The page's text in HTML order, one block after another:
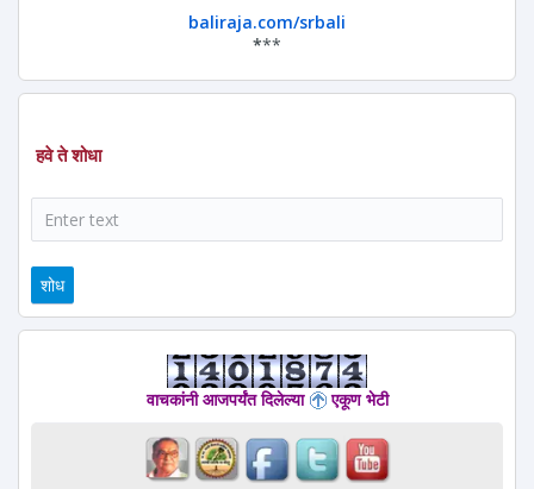
baliraja.com/srbali
***
हवे ते शोधा
शोध
वाचकांनी आजपर्यंत दिलेल्या एकूण भेटी